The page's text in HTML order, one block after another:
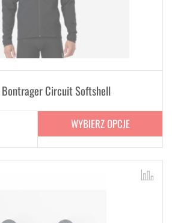
Circuit Softshell
WYBIERZ OPCJE